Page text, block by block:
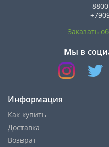
Заказать
Мы в
Информация
Как купить
Доставка
Возврат